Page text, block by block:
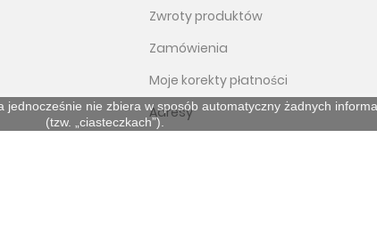
jednocześnie nie zbiera w sposób automatyczny żadnych
(tzw. „ciasteczkach”).
Zwroty produktów
Zamówienia
Moje korekty płatności
Adresy